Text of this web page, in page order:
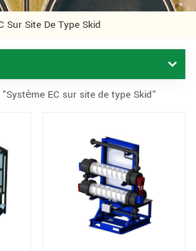
Sur Site De Type Skid
EC sur site de type Skid"